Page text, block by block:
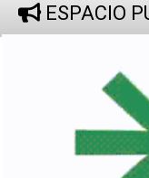
ESPACIO